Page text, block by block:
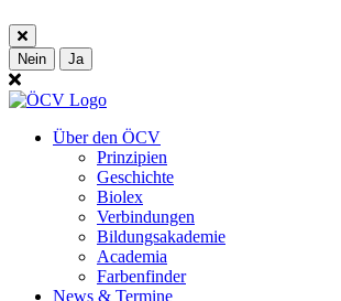
Nein Ja
Über den ÖCV
Prinzipien
Geschichte
Biolex
Verbindungen
Bildungsakademie
Academia
Farbenfinder
News & Termine